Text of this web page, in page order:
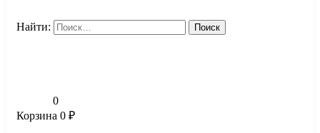
Найти:
0
Корзина 0 ₽